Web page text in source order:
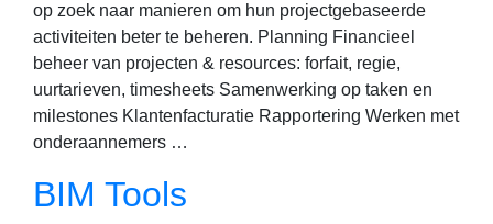
op zoek naar manieren om hun projectgebaseerde
activiteiten beter te beheren. Planning Financieel
beheer van projecten & resources: forfait, regie,
uurtarieven, timesheets Samenwerking op taken en
milestones Klantenfacturatie Rapportering Werken met
onderaannemers …
BIM Tools